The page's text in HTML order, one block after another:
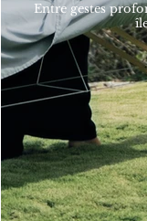
Entre gestes